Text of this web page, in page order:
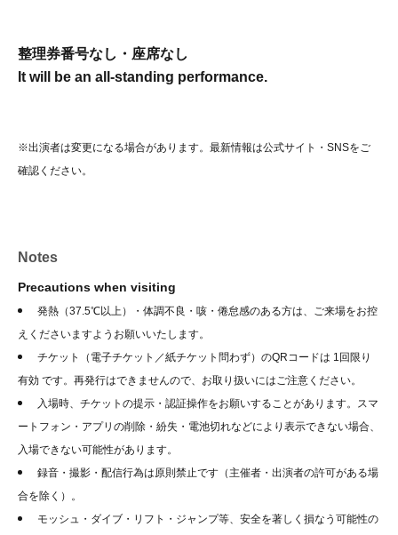
整理券番号なし・座席なし
It will be an all-standing performance.
※出演者は変更になる場合があります。最新情報は公式サイト・SNSをご
確認ください。
Notes
Precautions when visiting
発熱（37.5℃以上）・体調不良・咳・倦怠感のある方は、ご来場をお控
えくださいますようお願いいたします。
チケット（電子チケット／紙チケット問わず）のQRコードは 1回限り
有効 です。再発行はできませんので、お取り扱いにはご注意ください。
入場時、チケットの提示・認証操作をお願いすることがあります。スマ
ートフォン・アプリの削除・紛失・電池切れなどにより表示できない場合、
入場できない可能性があります。
録音・撮影・配信行為は原則禁止です（主催者・出演者の許可がある場
合を除く）。
モッシュ・ダイブ・リフト・ジャンプ等、安全を著しく損なう可能性の